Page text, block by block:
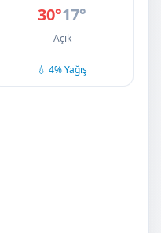
30°17°
Açık
💧 4% Yağış